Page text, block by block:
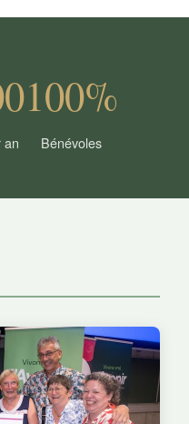
an
100%
Bénévoles